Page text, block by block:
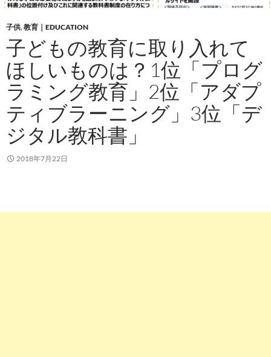
子供,教育｜EDUCATION
子どもの教育に取り入れて
ほしいものは？1位「プログ
ラミング教育」2位「アダプ
ティブラーニング」3位「デ
ジタル教科書」
2018年7月22日